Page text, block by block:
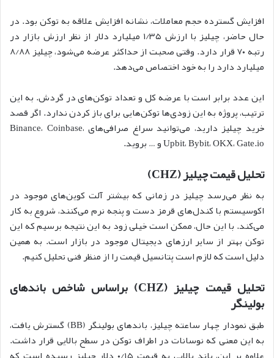
افزایش گسترده حجم معاملات، نشانه افزایش علاقه به توکن بود. در
حال حاضر، چیلیز با ارزش ۱/۳۵ میلیارد دلار از نظر ارزش بازار در
رتبه ۷۰ قرار دارد. وقتی صحبت از حداکثر عرضه می‌شود، چیلیز ۸/۸۸
میلیارد دارد را به خود اختصاص می‌دهد.
این عدد برابر است با عرضه کل و تعداد توکن‌های در گردش. به این
ترتیب، پروژه به این زودی‌ها توکن‌هایی برای باز کردن ندارد. اگر قصد
خرید چیلیز دارید، می‌توانید سراغ صرافی‌های Binance، Coinbase،
Upbit، Bybit، OKX، Gate.io و … بروید.
تحلیل قیمت چیلیز (CHZ)
به نظر می‌رسد چیلیز در زمانی که بیشتر آلت کوین‌های موجود در
اکوسیستم با کندل‌های قرمز دست و پنجه نرم می‌کنند، شروع به کار
می‌کند. با این حال، ممکن است خیلی زود به این نتیجه برسیم که این
توکن بهتر از سایر ارزهای دیجیتال موجود در بازار است. به همین
دلیل است که لازم است پتانسیل قیمت را از منظر فنی تحلیل کنیم.
تحلیل قیمت چیلیز (CHZ) براساس شاخص باندهای
بولینگر
طبق نمودار چهار ساعته چیلیز، باندهای بولینگر (BB) گسترش یافت،
به این معنی که نوسانات در اطراف توکن در سطح بالایی قرار داشت.